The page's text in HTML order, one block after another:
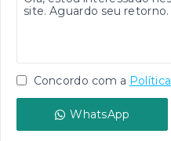
Concordo com a
WhatsApp